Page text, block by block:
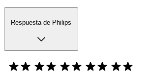
Respuesta de Philips